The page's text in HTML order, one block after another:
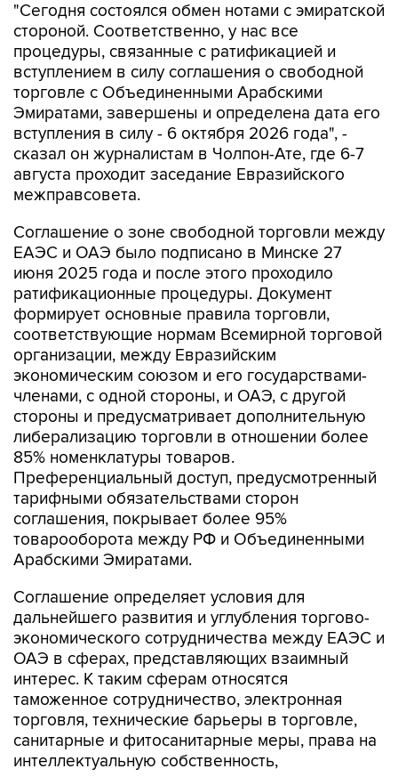
"Сегодня состоялся обмен нотами с эмиратской
стороной. Соответственно, у нас все
процедуры, связанные с ратификацией и
вступлением в силу соглашения о свободной
торговле с Объединенными Арабскими
Эмиратами, завершены и определена дата его
вступления в силу - 6 октября 2026 года", -
сказал он журналистам в Чолпон-Ате, где 6-7
августа проходит заседание Евразийского
межправсовета.
Соглашение о зоне свободной торговли между
ЕАЭС и ОАЭ было подписано в Минске 27
июня 2025 года и после этого проходило
ратификационные процедуры. Документ
формирует основные правила торговли,
соответствующие нормам Всемирной торговой
организации, между Евразийским
экономическим союзом и его государствами-
членами, с одной стороны, и ОАЭ, с другой
стороны и предусматривает дополнительную
либерализацию торговли в отношении более
85% номенклатуры товаров.
Преференциальный доступ, предусмотренный
тарифными обязательствами сторон
соглашения, покрывает более 95%
товарооборота между РФ и Объединенными
Арабскими Эмиратами.
Соглашение определяет условия для
дальнейшего развития и углубления торгово-
экономического сотрудничества между ЕАЭС и
ОАЭ в сферах, представляющих взаимный
интерес. К таким сферам относятся
таможенное сотрудничество, электронная
торговля, технические барьеры в торговле,
санитарные и фитосанитарные меры, права на
интеллектуальную собственность,